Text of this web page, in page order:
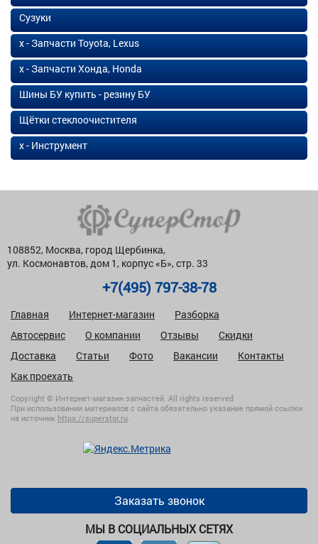
Сузуки
х - Запчасти Toyota, Lexus
х - Запчасти Хонда, Honda
Шины БУ купить - резину БУ
Щётки стеклоочистителя
х - Инструмент
108852, Москва, город Щербинка,
ул. Космонавтов, дом 1, корпус «Б», стр. 33
+7(495) 797-38-78
Главная Интернет-магазин
Разборка
Автосервис
О компании Отзывы
Скидки
Доставка
Статьи Фото Вакансии
Контакты
Как проехать
Copyright © Интернет-магазин запчастей. All rights reserved
При использовании материалов с сайта обязательно указание прямой ссылки
на источник https://superstor.ru
Заказать звонок
МЫ В СОЦИАЛЬНЫХ СЕТЯХ